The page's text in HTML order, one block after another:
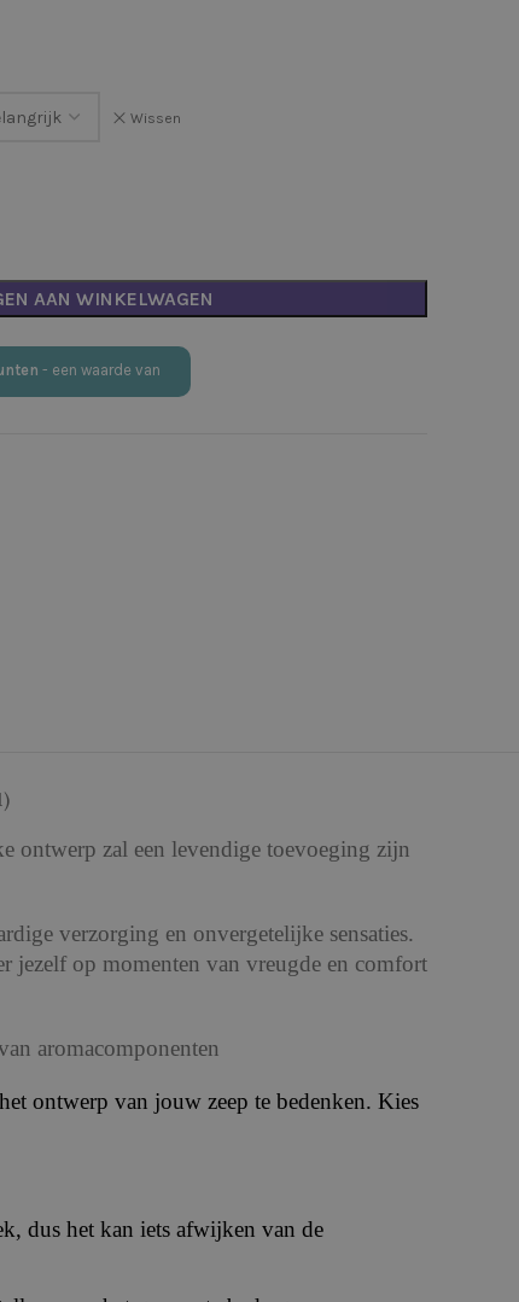
Wissen
AAN WINKELWAGEN
- een waarde van
ontwerp zal een levendige toevoeging zijn
verzorging en onvergetelijke sensaties.
jezelf op momenten van vreugde en comfort
aromacomponenten
ontwerp van jouw zeep te bedenken. Kies
dus het kan iets afwijken van de